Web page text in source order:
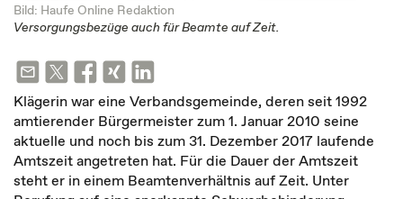
Bild: Haufe Online Redaktion
Versorgungsbezüge auch für Beamte auf Zeit.
Klägerin war eine Verbandsgemeinde, deren seit 1992
amtierender Bürgermeister zum 1. Januar 2010 seine
aktuelle und noch bis zum 31. Dezember 2017 laufende
Amtszeit angetreten hat. Für die Dauer der Amtszeit
steht er in einem Beamtenverhältnis auf Zeit. Unter